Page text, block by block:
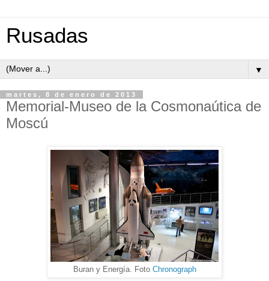
Rusadas
▼
martes, 8 de enero de 2013
Memorial-Museo de la Cosmonaútica de
Moscú
Buran y Energía. Foto Chronograph